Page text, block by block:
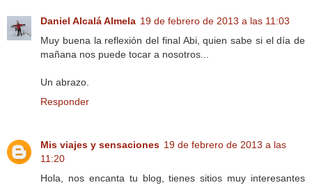
Daniel Alcalá Almela 19 de febrero de 2013 a las 11:03
Muy buena la reflexión del final Abi, quien sabe si el día de
mañana nos puede tocar a nosotros...
Un abrazo.
Responder
Mis viajes y sensaciones 19 de febrero de 2013 a las
11:20
Hola, nos encanta tu blog, tienes sitios muy interesantes